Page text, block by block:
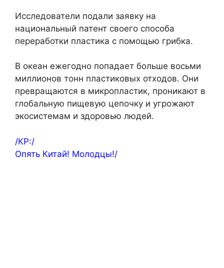
Исследователи подали заявку на
национальный патент своего способа
переработки пластика с помощью грибка.
В океан ежегодно попадает больше восьми
миллионов тонн пластиковых отходов. Они
превращаются в микропластик, проникают в
глобальную пищевую цепочку и угрожают
экосистемам и здоровью людей.
/КР:/
Опять Китай! Молодцы!/